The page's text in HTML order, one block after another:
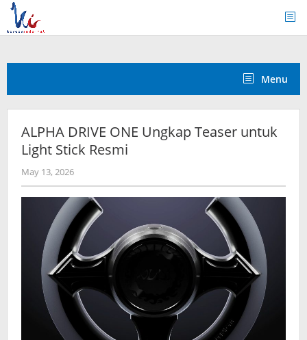
Skip
content
Menu
ALPHA DRIVE ONE Ungkap Teaser untuk
Light Stick Resmi
May 13, 2026by
wndwnrt